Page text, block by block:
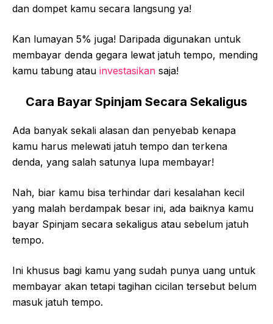
dan dompet kamu secara langsung ya!
Kan lumayan 5% juga! Daripada digunakan untuk
membayar denda gegara lewat jatuh tempo, mending
kamu tabung atau investasikan saja!
Cara Bayar Spinjam Secara Sekaligus
Ada banyak sekali alasan dan penyebab kenapa
kamu harus melewati jatuh tempo dan terkena
denda, yang salah satunya lupa membayar!
Nah, biar kamu bisa terhindar dari kesalahan kecil
yang malah berdampak besar ini, ada baiknya kamu
bayar Spinjam secara sekaligus atau sebelum jatuh
tempo.
Ini khusus bagi kamu yang sudah punya uang untuk
membayar akan tetapi tagihan cicilan tersebut belum
masuk jatuh tempo.